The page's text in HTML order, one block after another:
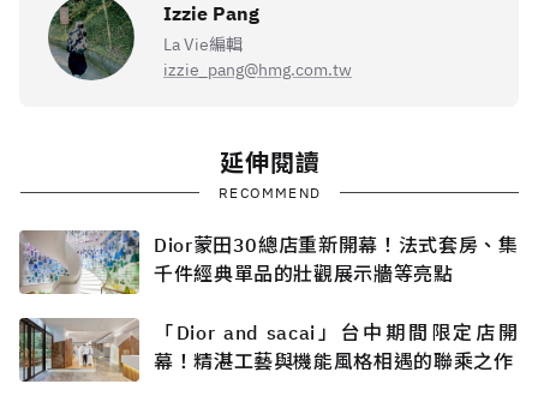
Izzie Pang
La Vie編輯
izzie_pang@hmg.com.tw
延伸閱讀
RECOMMEND
Dior蒙田30總店重新開幕！法式套房、集
千件經典單品的壯觀展示牆等亮點
「Dior and sacai」台中期間限定店開
幕！精湛工藝與機能風格相遇的聯乘之作